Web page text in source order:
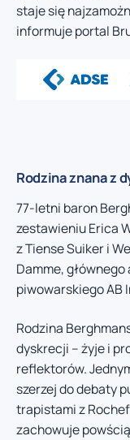
staje się
informuje portal
Rodzina znana z
77-letni baron
zestawieniu Erica
z Tiense Suiker i
Damme,
piwowarskiego AB
Rodzina
dyskrecji – żyje i
reflektorów.
szerzej do debaty
trapistami z
zachowuje